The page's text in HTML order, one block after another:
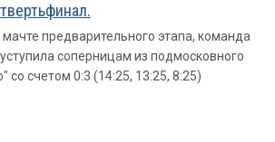
предварительного этапа, команда
соперницам из подмосковного
счетом 0:3 (14:25, 13:25, 8:25)